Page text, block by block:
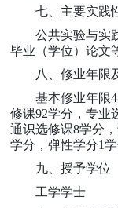
七、主要实践
公共实验与实
毕业（学位）论文
八、修业年限
基本修业年限4
修课92学分，专业
通识选修课8学分
学分，弹性学分1学
九、授予学位
工学学士